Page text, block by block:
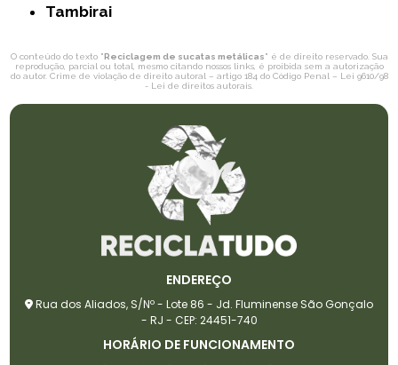
Tambirai
O conteúdo do texto "Reciclagem de sucatas metálicas" é de direito reservado. Sua
reprodução, parcial ou total, mesmo citando nossos links, é proibida sem a autorização
do autor. Crime de violação de direito autoral – artigo 184 do Código Penal – Lei 9610/98
- Lei de direitos autorais
ENDEREÇO
Rua dos Aliados, S/Nº - Lote 86 - Jd. Fluminense São Gonçalo
- RJ - CEP: 24451-740
HORÁRIO DE FUNCIONAMENTO